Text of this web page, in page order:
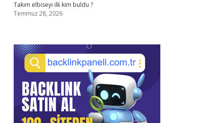
Takım elbiseyi ilk kim buldu ?
Temmuz 28, 2026